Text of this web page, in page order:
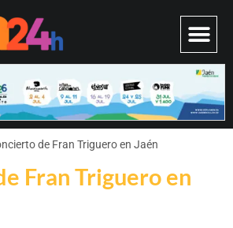
Fran Triguero en
de Fran Triguero en Jaén